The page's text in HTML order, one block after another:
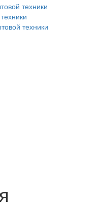
техники
техники